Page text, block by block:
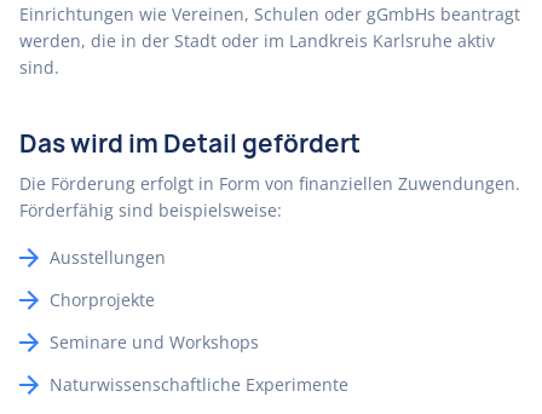
Einrichtungen wie Vereinen, Schulen oder gGmbHs beantragt
werden, die in der Stadt oder im Landkreis Karlsruhe aktiv
sind.
Das wird im Detail gefördert
Die Förderung erfolgt in Form von finanziellen Zuwendungen.
Förderfähig sind beispielsweise:
Ausstellungen
Chorprojekte
Seminare und Workshops
Naturwissenschaftliche Experimente